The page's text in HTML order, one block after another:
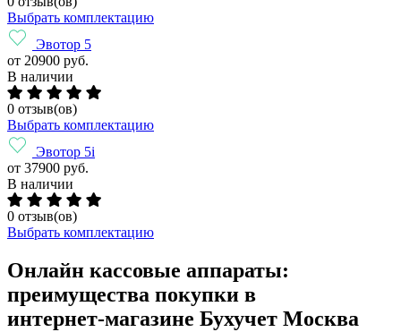
Выбрать комплектацию
Эвотор 5
от 20900 руб.
В наличии
0 отзыв(ов)
Выбрать комплектацию
Эвотор 5i
от 37900 руб.
В наличии
0 отзыв(ов)
Выбрать комплектацию
Онлайн кассовые аппараты:
преимущества покупки в
интернет-магазине Бухучет Москва